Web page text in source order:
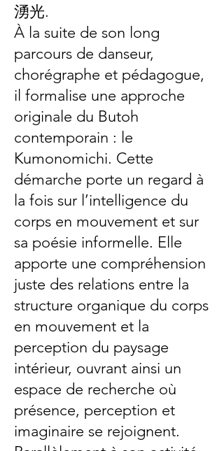
湧光.
À la suite de son long
parcours de danseur,
chorégraphe et pédagogue,
il formalise une approche
originale du Butoh
contemporain : le
Kumonomichi. Cette
démarche porte un regard à
la fois sur l’intelligence du
corps en mouvement et sur
sa poésie informelle. Elle
apporte une compréhension
juste des relations entre la
structure organique du corps
en mouvement et la
perception du paysage
intérieur, ouvrant ainsi un
espace de recherche où
présence, perception et
imaginaire se rejoignent.